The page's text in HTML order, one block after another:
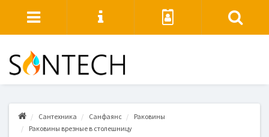
Сантехника Санфаянс
Раковины
Раковины врезные в столешницу